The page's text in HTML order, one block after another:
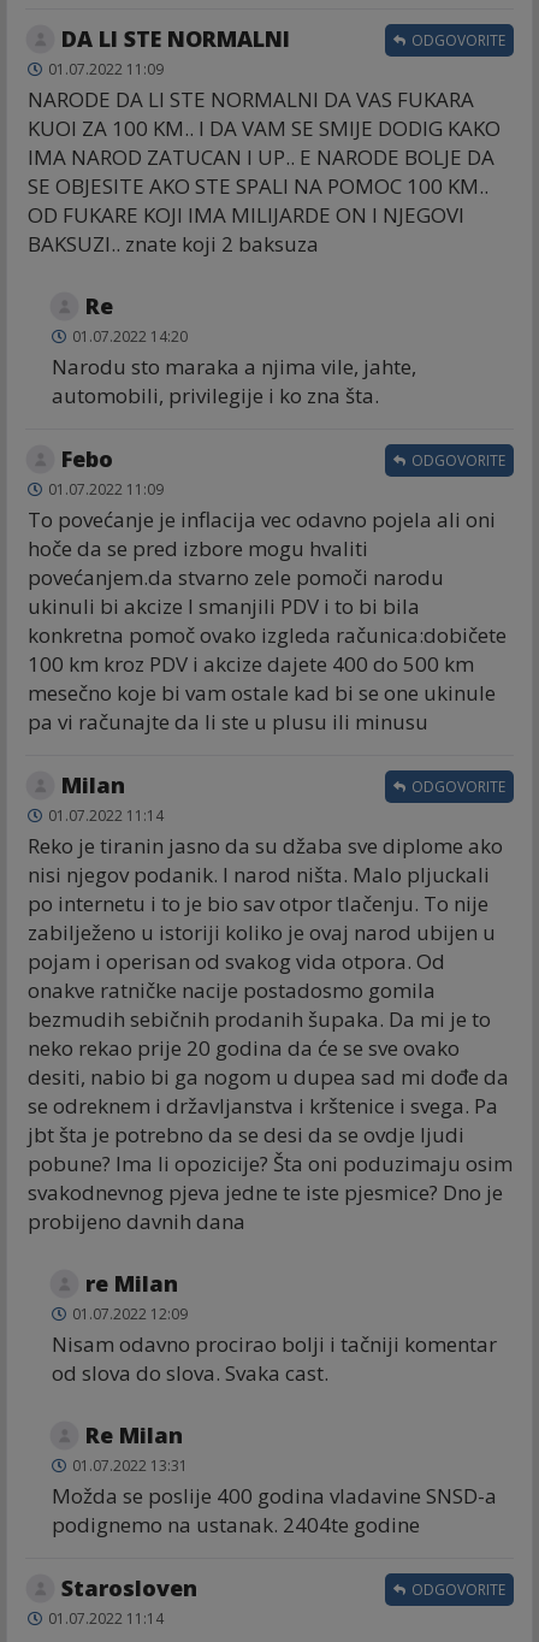
DA LI STE NORMALNI
01.07.2022 11:09
NARODE DA LI STE NORMALNI DA VAS FUKARA
KUOI ZA 100 KM.. I DA VAM SE SMIJE DODIG KAKO
IMA NAROD ZATUCAN I UP.. E NARODE BOLJE DA
SE OBJESITE AKO STE SPALI NA POMOC 100 KM..
OD FUKARE KOJI IMA MILIJARDE ON I NJEGOVI
BAKSUZI.. znate koji 2 baksuza
ODGOVORITE
Re
01.07.2022 14:20
Narodu sto maraka a njima vile, jahte,
automobili, privilegije i ko zna šta.
Febo
01.07.2022 11:09
To povećanje je inflacija vec odavno pojela ali oni
hoče da se pred izbore mogu hvaliti
povećanjem.da stvarno zele pomoči narodu
ukinuli bi akcize I smanjili PDV i to bi bila
konkretna pomoč ovako izgleda računica:dobičete
100 km kroz PDV i akcize dajete 400 do 500 km
mesečno koje bi vam ostale kad bi se one ukinule
pa vi računajte da li ste u plusu ili minusu
ODGOVORITE
Milan
01.07.2022 11:14
Reko je tiranin jasno da su džaba sve diplome ako
nisi njegov podanik. I narod ništa. Malo pljuckali
po internetu i to je bio sav otpor tlačenju. To nije
zabilježeno u istoriji koliko je ovaj narod ubijen u
pojam i operisan od svakog vida otpora. Od
onakve ratničke nacije postadosmo gomila
bezmudih sebičnih prodanih šupaka. Da mi je to
neko rekao prije 20 godina da će se sve ovako
desiti, nabio bi ga nogom u dupea sad mi dođe da
se odreknem i državljanstva i krštenice i svega. Pa
jbt šta je potrebno da se desi da se ovdje ljudi
pobune? Ima li opozicije? Šta oni poduzimaju osim
svakodnevnog pjeva jedne te iste pjesmice? Dno je
probijeno davnih dana
ODGOVORITE
re Milan
01.07.2022 12:09
Nisam odavno procirao bolji i tačniji komentar
od slova do slova. Svaka cast.
Re Milan
01.07.2022 13:31
Možda se poslije 400 godina vladavine SNSD-a
podignemo na ustanak. 2404te godine
Starosloven
01.07.2022 11:14
ODGOVORITE